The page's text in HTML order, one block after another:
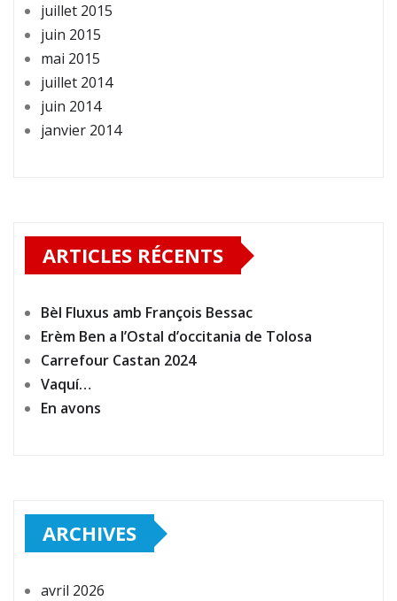
juillet 2015
juin 2015
mai 2015
juillet 2014
juin 2014
janvier 2014
ARTICLES RÉCENTS
Bèl Fluxus amb François Bessac
Erèm Ben a l’Ostal d’occitania de Tolosa
Carrefour Castan 2024
Vaquí…
En avons
ARCHIVES
avril 2026